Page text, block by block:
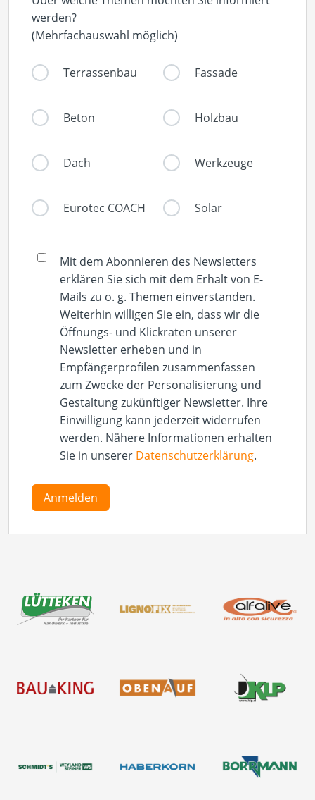
werden?
(Mehrfachauswahl möglich)
Terrassenbau Fassade
Beton Holzbau
Dach Werkzeuge
Eurotec COACH Solar
Mit dem Abonnieren des Newsletters
erklären Sie sich mit dem Erhalt von E-
Mails zu o. g. Themen einverstanden.
Weiterhin willigen Sie ein, dass wir die
Öffnungs- und Klickraten unserer
Newsletter erheben und in
Empfängerprofilen zusammenfassen
zum Zwecke der Personalisierung und
Gestaltung zukünftiger Newsletter. Ihre
Einwilligung kann jederzeit widerrufen
werden. Nähere Informationen erhalten
Sie in unserer Datenschutzerklärung.